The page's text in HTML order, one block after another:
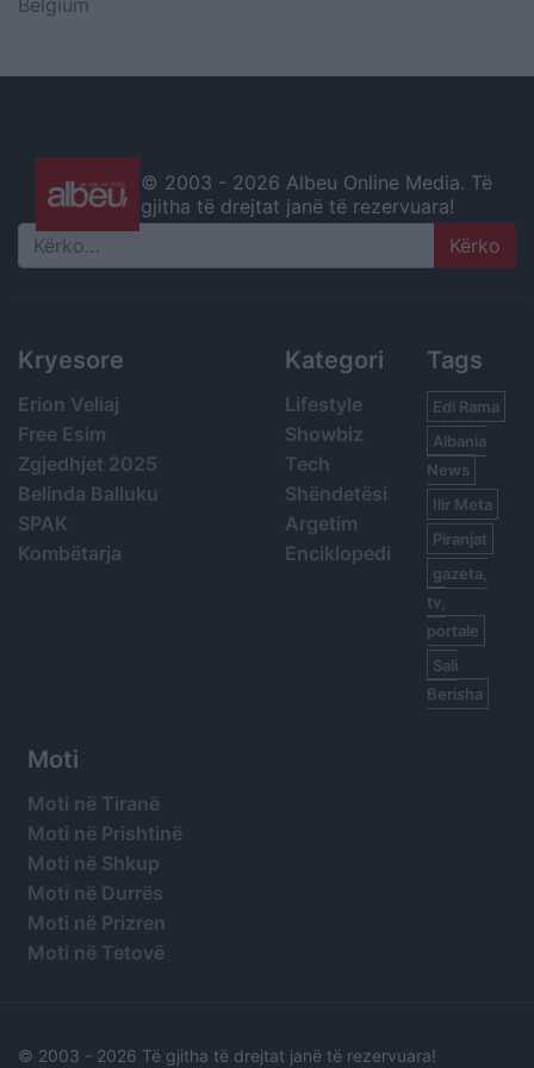
Belgium
© 2003 - 2026 Albeu Online Media. Të
gjitha të drejtat janë të rezervuara!
Search
Kryesore
Erion Veliaj
Free Esim
Zgjedhjet 2025
Belinda Balluku
SPAK
Kombëtarja
Kategori
Lifestyle
Showbiz
Tech
Shëndetësi
Argetim
Enciklopedi
Tags
Edi Rama
Albania
News
Ilir Meta
Piranjat
gazeta,
tv,
portale
Sali
Berisha
Moti
Moti në Tiranë
Moti në Prishtinë
Moti në Shkup
Moti në Durrës
Moti në Prizren
Moti në Tetovë
© 2003 - 2026 Të gjitha të drejtat janë të rezervuara!